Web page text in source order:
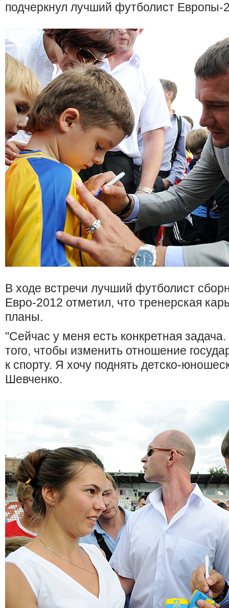
подчеркнул лучший футболист Европы-
В ходе встречи лучший футболист
Евро-2012 отметил, что тренерская
планы.
"Сейчас у меня есть конкретная
того, чтобы изменить отношение
к спорту. Я хочу поднять детско-
Шевченко.